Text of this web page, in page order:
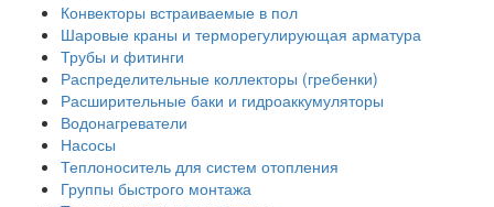
Конвекторы встраиваемые в пол
Шаровые краны и терморегулирующая арматура
Трубы и фитинги
Распределительные коллекторы (гребенки)
Расширительные баки и гидроаккумуляторы
Водонагреватели
Насосы
Теплоноситель для систем отопления
Группы быстрого монтажа